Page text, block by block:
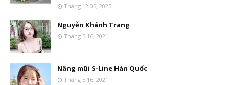
Tháng 12 05, 2025
Nguyễn Khánh Trang
Tháng 5 16, 2021
Nâng mũi S-Line Hàn Quốc
Tháng 5 16, 2021